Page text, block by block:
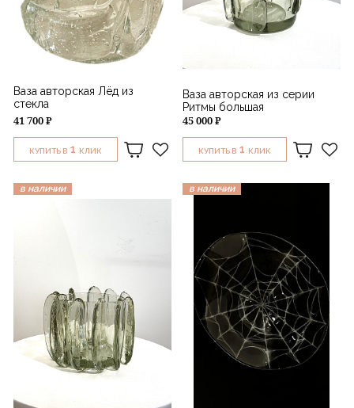
Ваза авторская Лёд из
стекла
41 700 ₽
КУПИТЬ В 1 КЛИК
Ваза авторская из серии
Ритмы большая
45 000 ₽
КУПИТЬ В 1 КЛИК
в наличии в наличии